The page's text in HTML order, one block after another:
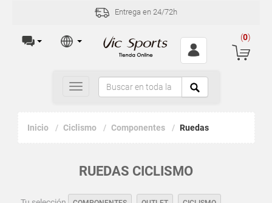
Entrega en 24/72h
(0)
Toggle
navigation
Inicio Ciclismo Componentes Ruedas
RUEDAS CICLISMO